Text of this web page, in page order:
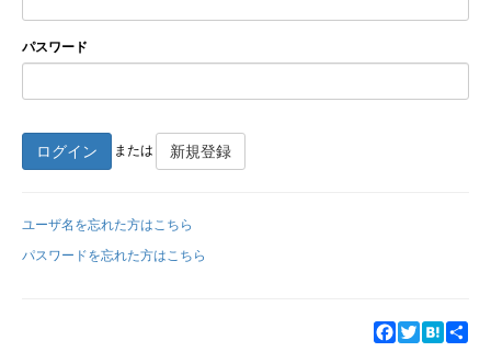
新規登録
パスワード
ログイン または 新規登録
ユーザ名を忘れた方はこちら
パスワードを忘れた方はこちら
Facebook
TwitterHatena